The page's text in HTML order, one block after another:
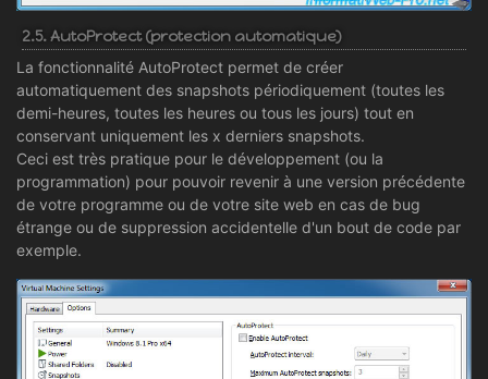
2.5. AutoProtect (protection automatique)
La fonctionnalité AutoProtect permet de créer
automatiquement des snapshots périodiquement (toutes les
demi-heures, toutes les heures ou tous les jours) tout en
conservant uniquement les x derniers snapshots.
Ceci est très pratique pour le développement (ou la
programmation) pour pouvoir revenir à une version précédente
de votre programme ou de votre site web en cas de bug
étrange ou de suppression accidentelle d'un bout de code par
exemple.